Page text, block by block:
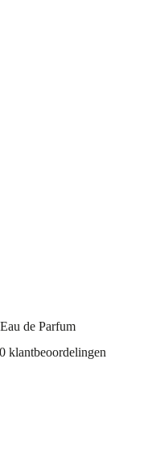
de Parfum
klantbeoordelingen